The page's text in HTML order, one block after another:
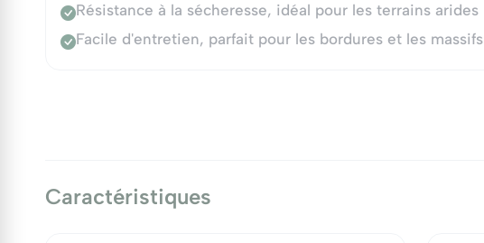
Résistance à la sécheresse, idéal pour les terrains arides
Facile d'entretien, parfait pour les bordures et les massifs
Caractéristiques